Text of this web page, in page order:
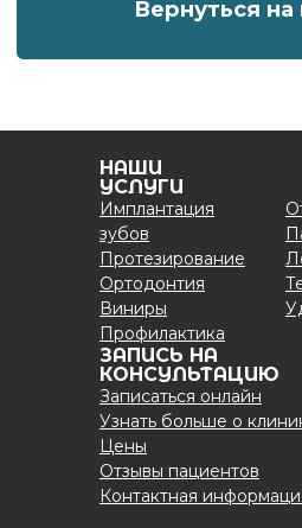
НАШИ
УСЛУГИ
Имплантация
зубов
Протезирование
Ортодонтия
Виниры
Профилактика
ЗАПИСЬ НА
КОНСУЛЬТАЦИЮ
Записаться онлайн
Узнать больше о
Цены
Отзывы пациентов
Контактная